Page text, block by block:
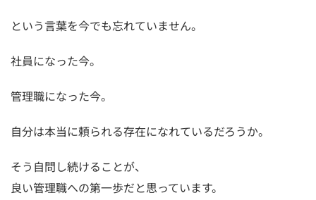
という言葉を今でも忘れていません。
社員になった今。
管理職になった今。
自分は本当に頼られる存在になれているだろうか。
そう自問し続けることが、
良い管理職への第一歩だと思っています。